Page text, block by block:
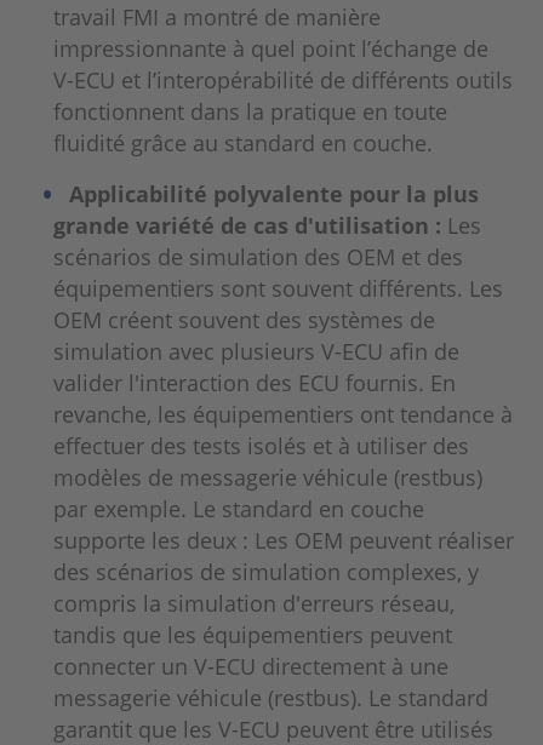
travail FMI a montré de manière
impressionnante à quel point l’échange de
V-ECU et l’interopérabilité de différents outils
fonctionnent dans la pratique en toute
fluidité grâce au standard en couche.
Applicabilité polyvalente pour la plus
grande variété de cas d'utilisation : Les
scénarios de simulation des OEM et des
équipementiers sont souvent différents. Les
OEM créent souvent des systèmes de
simulation avec plusieurs V-ECU afin de
valider l'interaction des ECU fournis. En
revanche, les équipementiers ont tendance à
effectuer des tests isolés et à utiliser des
modèles de messagerie véhicule (restbus)
par exemple. Le standard en couche
supporte les deux : Les OEM peuvent réaliser
des scénarios de simulation complexes, y
compris la simulation d'erreurs réseau,
tandis que les équipementiers peuvent
connecter un V-ECU directement à une
messagerie véhicule (restbus). Le standard
garantit que les V-ECU peuvent être utilisés